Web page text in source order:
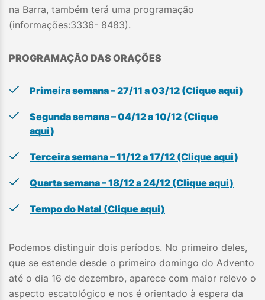
na Barra, também terá uma programação
(informações:3336- 8483).
PROGRAMAÇÃO DAS ORAÇÕES
Primeira semana – 27/11 a 03/12 (Clique aqui)
Segunda semana – 04/12 a 10/12 (Clique
aqui)
Terceira semana – 11/12 a 17/12 (Clique aqui)
Quarta semana – 18/12 a 24/12 (Clique aqui)
Tempo do Natal (Clique aqui)
Podemos distinguir dois períodos. No primeiro deles,
que se estende desde o primeiro domingo do Advento
até o dia 16 de dezembro, aparece com maior relevo o
aspecto escatológico e nos é orientado à espera da